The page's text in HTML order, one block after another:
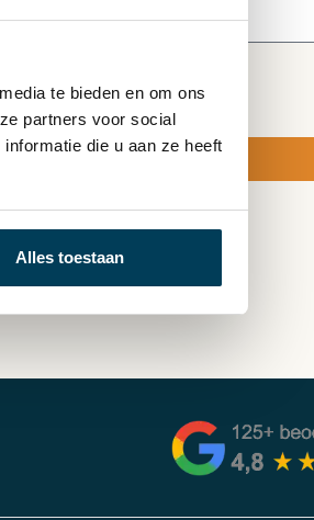
te bieden en om ons
partners voor social
die u aan ze heeft
Alles toestaan